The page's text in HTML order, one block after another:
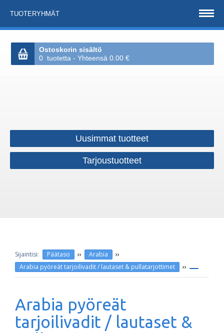
TUOTERYHMÄT
Ostoskorin sisältö
0 tuotetta - Yhteensä 0.00 €
Uusimmat tuotteet
Tarjoustuotteet
Päätaso ›› Arabia ››
Arabia pyöreät tarjoilivadit / lautaset & pullatarjottimet ››
Arabia pyöreät
tarjoilivadit / lautaset &